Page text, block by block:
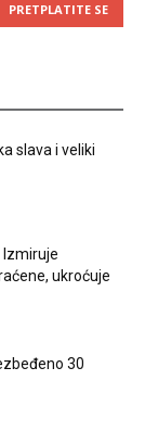
PRETPLATITE SE
slava i veliki
Izmiruje
ukroćuje
30